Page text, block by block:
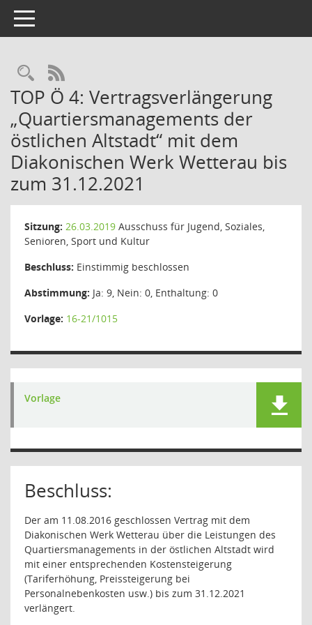
Toggle navigation
Rechercheauswahl
RSS-Feed
TOP Ö 4: Vertragsverlängerung
„Quartiersmanagements der
östlichen Altstadt“ mit dem
Diakonischen Werk Wetterau bis
zum 31.12.2021
Sitzung: 26.03.2019 Ausschuss für Jugend, Soziales,
Senioren, Sport und Kultur
Beschluss: Einstimmig beschlossen
Abstimmung: Ja: 9, Nein: 0, Enthaltung: 0
Vorlage: 16-21/1015
Vorlage
Beschluss:
Der am 11.08.2016 geschlossen Vertrag mit dem
Diakonischen Werk Wetterau über die Leistungen des
Quartiersmanagements in der östlichen Altstadt wird
mit einer entsprechenden Kostensteigerung
(Tariferhöhung, Preissteigerung bei
Personalnebenkosten usw.) bis zum 31.12.2021
verlängert.